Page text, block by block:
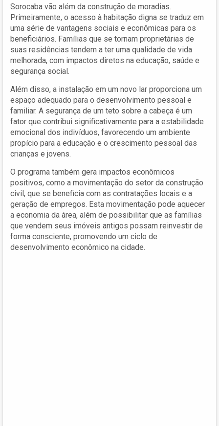
Sorocaba vão além da construção de moradias.
Primeiramente, o acesso à habitação digna se traduz em
uma série de vantagens sociais e econômicas para os
beneficiários. Famílias que se tornam proprietárias de
suas residências tendem a ter uma qualidade de vida
melhorada, com impactos diretos na educação, saúde e
segurança social.
Além disso, a instalação em um novo lar proporciona um
espaço adequado para o desenvolvimento pessoal e
familiar. A segurança de um teto sobre a cabeça é um
fator que contribui significativamente para a estabilidade
emocional dos indivíduos, favorecendo um ambiente
propício para a educação e o crescimento pessoal das
crianças e jovens.
O programa também gera impactos econômicos
positivos, como a movimentação do setor da construção
civil, que se beneficia com as contratações locais e a
geração de empregos. Esta movimentação pode aquecer
a economia da área, além de possibilitar que as famílias
que vendem seus imóveis antigos possam reinvestir de
forma consciente, promovendo um ciclo de
desenvolvimento econômico na cidade.